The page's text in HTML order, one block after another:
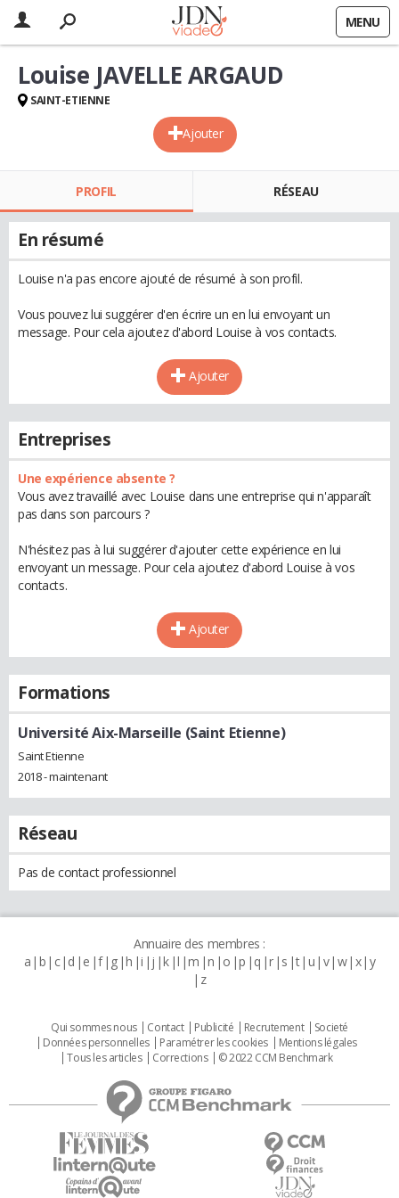
MENU
Ajouter
Louise JAVELLE ARGAUD
SAINT-ETIENNE
PROFIL RÉSEAU
En résumé
Louise n'a pas encore ajouté de résumé à son profil.
Vous pouvez lui suggérer d'en écrire un en lui envoyant un
message. Pour cela ajoutez d'abord Louise à vos contacts.
Ajouter
Entreprises
Une expérience absente ?
Vous avez travaillé avec Louise dans une entreprise qui n'apparaît
pas dans son parcours ?
N'hésitez pas à lui suggérer d'ajouter cette expérience en lui
envoyant un message. Pour cela ajoutez d'abord Louise à vos
contacts.
Ajouter
Formations
Université Aix-Marseille (Saint Etienne)
Saint Etienne
2018 - maintenant
Réseau
Pas de contact professionnel
Annuaire des membres :
a b c d e f g h i j k l m n o p q r s t u v w x y
z
Qui sommes nous Contact Publicité Recrutement
Societé
Données personnelles
Paramétrer les cookies
Mentions légales
Tous les articles
Corrections © 2022 CCM Benchmark